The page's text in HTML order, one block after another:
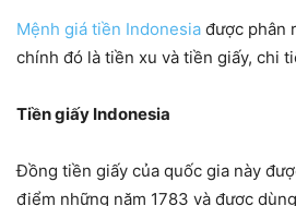
Mệnh giá tiền Indonesia được phân
chính đó là tiền xu và tiền giấy, chi
Tiền giấy Indonesia
Đồng tiền giấy của quốc gia này
điểm những năm 1783 và được